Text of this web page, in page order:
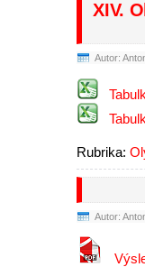
XIV.
Autor:
Rubrika:
Autor: